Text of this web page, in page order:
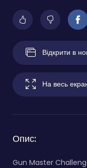
Відкрити в
На весь
Опис:
Gun Master